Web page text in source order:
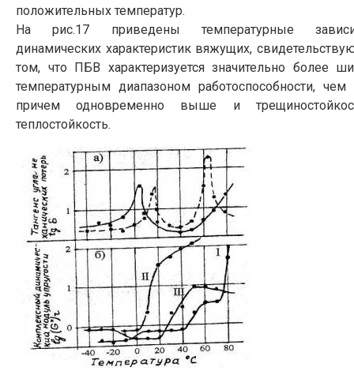
положительных температур.
На рис.17 приведены температурные
динамических характеристик вяжущих,
том, что ПБВ характеризуется значительно более
температурным диапазоном работоспособности, чем
причем одновременно выше и
теплостойкость.